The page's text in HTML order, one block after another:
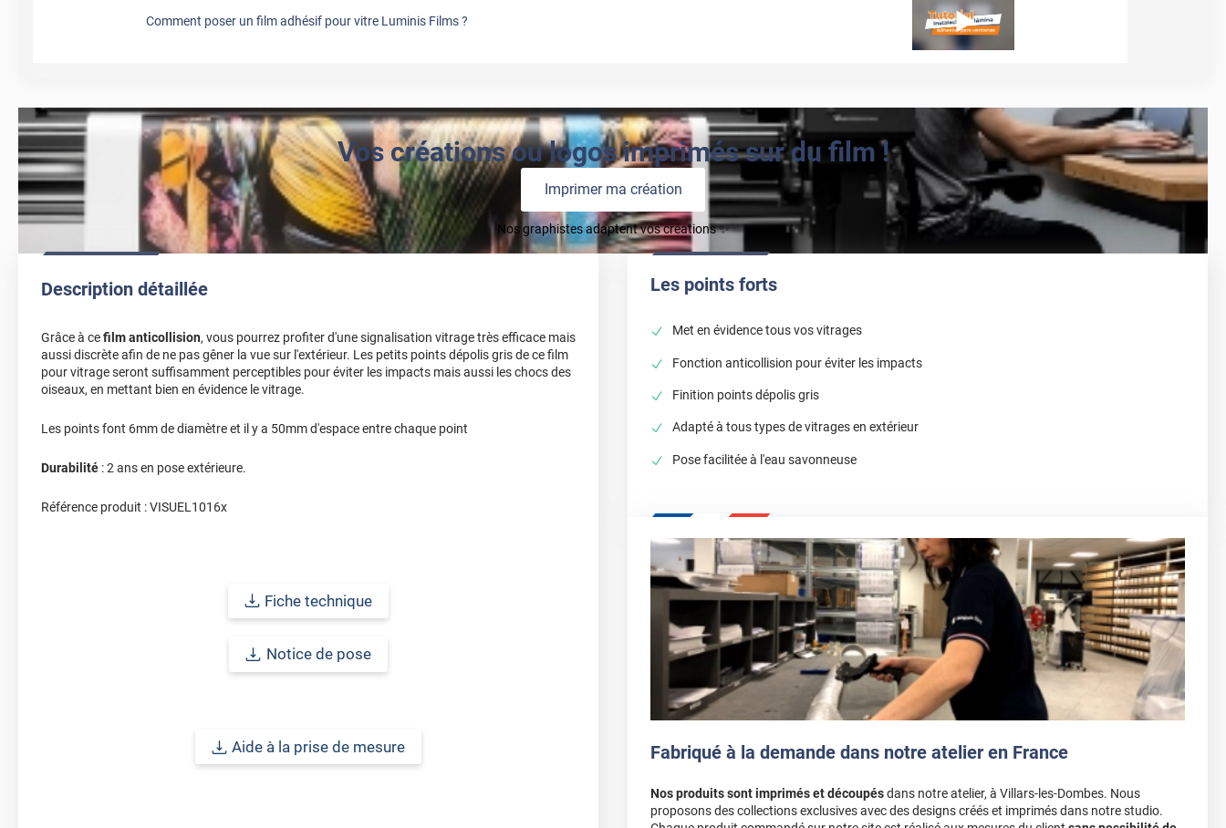
Comment poser un film adhésif pour vitre Luminis Films ?
Vos créations ou logos imprimés sur du film !
Imprimer ma création
Nos graphistes adaptent vos créations ✨
Description détaillée
Grâce à cefilm anticollision, vous pourrez profiter d'une signalisation vitrage très efficace mais
aussi discrète afin de ne pas gêner la vue sur l'extérieur. Les petits points dépolis gris de ce film
pour vitrage seront suffisamment perceptibles pour éviter les impacts mais aussi les chocs des
oiseaux, en mettant bien en évidence le vitrage.
Les points font 6mm de diamètre et il y a 50mm d'espace entre chaque point
Durabilité : 2 ans en pose extérieure.
Référence produit :VISUEL1016x
Fiche technique
Notice de pose
Aide à la prise de mesure
Les points forts
Met en évidence tous vos vitrages
Fonction anticollision pour éviter les impacts
Finition points dépolis gris
Adapté à tous types de vitrages en extérieur
Pose facilitée à l'eau savonneuse
Fabriqué à la demande dans notre atelier en France
Nos produits sont imprimés et découpésdans notre atelier, à Villars-les-Dombes. Nous
proposons des collections exclusives avec des designs créés et imprimés dans notre studio.